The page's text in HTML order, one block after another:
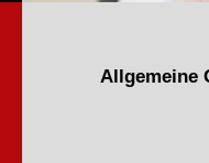
Allgemeine